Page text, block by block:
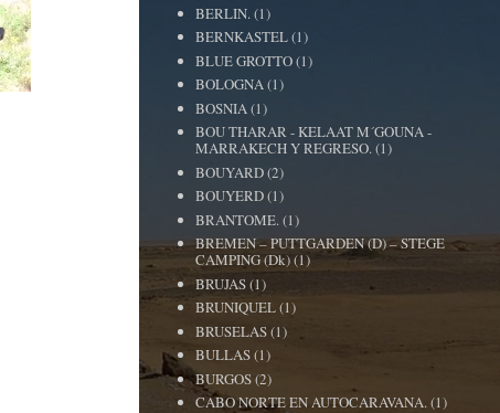
BERLIN. (1)
BERNKASTEL(1)
BLUE GROTTO(1)
BOLOGNA(1)
BOSNIA (1)
BOU THARAR - KELAAT M´GOUNA -
MARRAKECH Y REGRESO.(1)
BOUYARD(2)
BOUYERD(1)
BRANTOME. (1)
BREMEN – PUTTGARDEN (D) – STEGE
CAMPING (Dk)(1)
BRUJAS(1)
BRUNIQUEL(1)
BRUSELAS(1)
BULLAS(1)
BURGOS(2)
CABO NORTE EN AUTOCARAVANA.(1)